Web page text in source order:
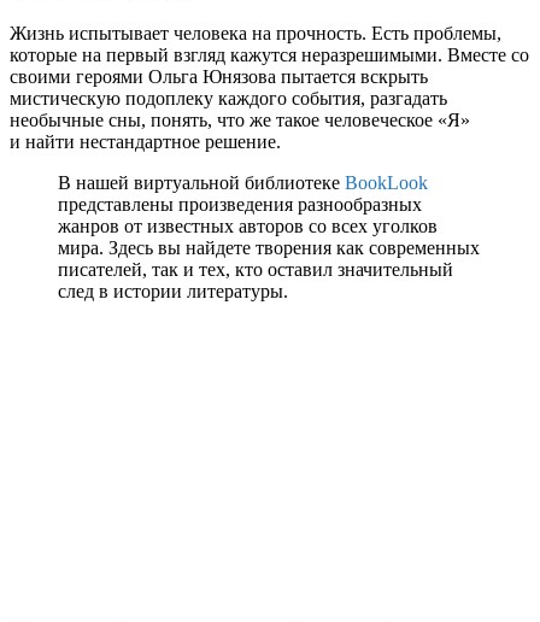
Жизнь испытывает человека на прочность. Есть проблемы,
которые на первый взгляд кажутся неразрешимыми. Вместе со
своими героями Ольга Юнязова пытается вскрыть
мистическую подоплеку каждого события, разгадать
необычные сны, понять, что же такое человеческое «Я»
и найти нестандартное решение.
В нашей виртуальной библиотеке BookLook
представлены произведения разнообразных
жанров от известных авторов со всех уголков
мира. Здесь вы найдете творения как современных
писателей, так и тех, кто оставил значительный
след в истории литературы.